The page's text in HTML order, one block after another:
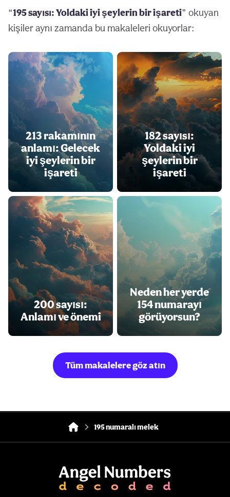
“195 sayısı: Yoldaki iyi şeylerin bir işareti” okuyan
kişiler aynı zamanda bu makaleleri okuyorlar:
213 rakamının
anlamı: Gelecek
iyi şeylerin bir
işareti
182 sayısı:
Yoldaki iyi
şeylerin bir
işareti
200 sayısı:
Anlamı ve önemi
Neden her yerde
154 numarayı
görüyorsun?
Tüm makalelere göz atın
195 numaralı melek